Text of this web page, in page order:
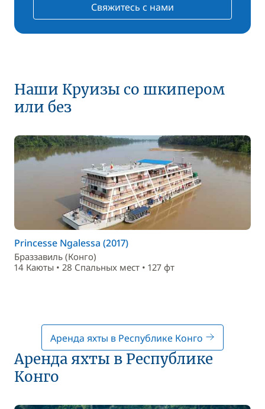
Свяжитесь с нами
Наши Круизы со шкипером
или без
Princesse Ngalessa (2017)
Браззавиль (Конго)
14 Каюты • 28 Спальныx мест • 127 фт
Аренда яхты в Республике Конго
Аренда яхты в Республике
Конго